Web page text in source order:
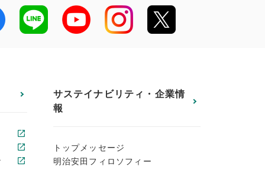
サステイナビリティ・企業情
報
トップメッセージ
明治安田フィロソフィー